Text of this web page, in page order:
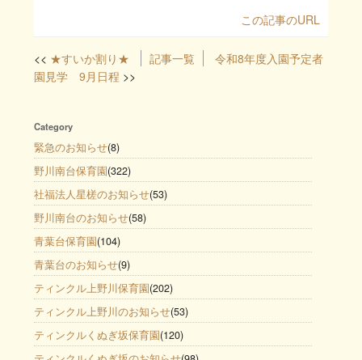
この記事のURL
★すいか割り★ 記事一覧
令和8年度入園予定者
園見学 9月日程
Category
緊急のお知らせ(8)
野川南台保育園(322)
社福法人星槎のお知らせ(53)
野川南台のお知らせ(58)
青葉台保育園(104)
青葉台のお知らせ(9)
ティンクル上野川保育園(202)
ティンクル上野川のお知らせ(53)
ティンクルくぬぎ坂保育園(120)